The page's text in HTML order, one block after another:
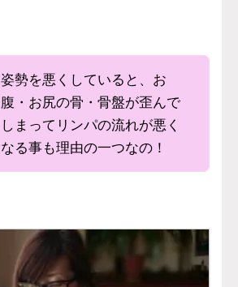
姿勢を悪くしていると、お
腹・お尻の骨・骨盤が歪んで
しまってリンパの流れが悪く
なる事も理由の一つなの！